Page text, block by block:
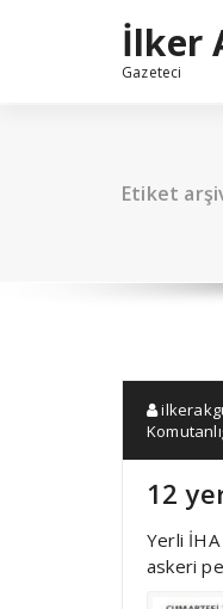
İlker
Gazeteci
Etiket
12
Yerli
askeri